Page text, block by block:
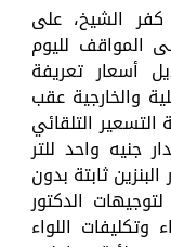
كفر الشيخ، على
المواقف لليوم
أسعار تعريفة
والخارجية عقب
التسعير التلقائي
جنيه واحد للتر
البنزين ثابتة بدون
الدكتور
اللواء